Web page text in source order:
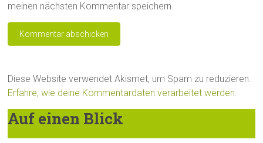
meinen nächsten Kommentar speichern.
Diese Website verwendet Akismet, um Spam zu reduzieren.
Erfahre, wie deine Kommentardaten verarbeitet werden.
Auf einen Blick